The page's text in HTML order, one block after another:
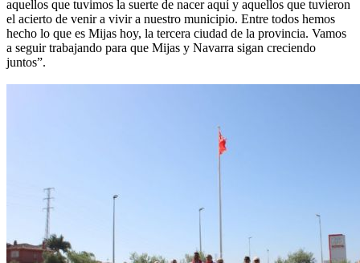
aquellos que tuvimos la suerte de nacer aquí y aquellos que tuvieron
el acierto de venir a vivir a nuestro municipio. Entre todos hemos
hecho lo que es Mijas hoy, la tercera ciudad de la provincia. Vamos
a seguir trabajando para que Mijas y Navarra sigan creciendo
juntos”.